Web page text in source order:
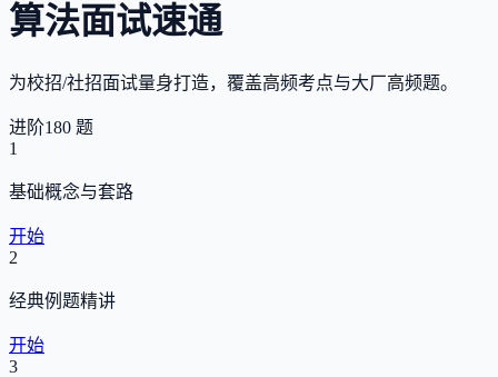
算法面试速通
为校招/社招面试量身打造，覆盖高频考点与大厂高频题。
进阶180 题
1
基础概念与套路
开始
2
经典例题精讲
开始
3